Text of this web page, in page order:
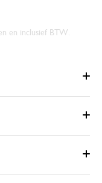
en inclusief BTW.